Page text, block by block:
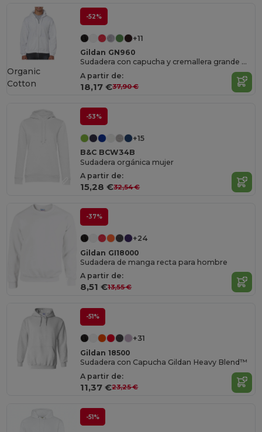
-52%
+11
Gildan GN960
Sudadera con capucha y cremallera grande para hombre
A partir de:
18,17 €37,90 €
Organic
Cotton
-53%
+15
B&C BCW34B
Sudadera orgánica mujer
A partir de:
15,28 €32,54 €
-37%
+24
Gildan GI18000
Sudadera de manga recta para hombre
A partir de:
8,51 €13,55 €
-51%
+31
Gildan 18500
Sudadera con Capucha Gildan Heavy Blend™
A partir de:
11,37 €23,25 €
-51%